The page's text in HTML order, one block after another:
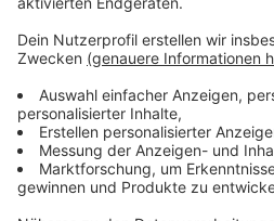
Anzeige
Lasst das nicht auf Euch
Werbeanrufe, denen nicht
sind schlichtweg illegal. Ihr
der Verbraucherzentrale oder
Bundesnetzagentur melden.